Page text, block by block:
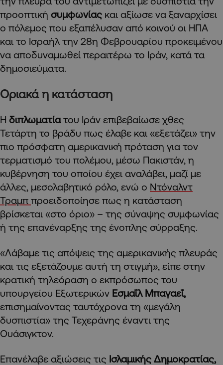
προοπτική συμφωνίας και αξίωσε να ξαναρχίσει
ο πόλεμος που εξαπέλυσαν από κοινού οι ΗΠΑ
και το Ισραήλ την 28η Φεβρουαρίου προκειμένου
να αποδυναμωθεί περαιτέρω το Ιράν, κατά τα
δημοσιεύματα.
Οριακά η κατάσταση
Η διπλωματίατου Ιράν επιβεβαίωσε χθες
Τετάρτη το βράδυ πως έλαβε και «εξετάζει» την
πιο πρόσφατη αμερικανική πρόταση για τον
τερματισμό του πολέμου, μέσω Πακιστάν, η
κυβέρνηση του οποίου έχει αναλάβει, μαζί με
άλλες, μεσολαβητικό ρόλο, ενώ ο Ντόναλντ
Τραμπ προειδοποίησε πως η κατάσταση
βρίσκεται «στο όριο» – της σύναψης συμφωνίας
ή της επανέναρξης της ένοπλης σύρραξης.
«Λάβαμε τις απόψεις της αμερικανικής πλευράς
και τις εξετάζουμε αυτή τη στιγμή», είπε στην
κρατική τηλεόραση ο εκπρόσωπος του
υπουργείου Εξωτερικών Εσμαΐλ Μπαγαεΐ,
επισημαίνοντας ταυτόχρονα τη «μεγάλη
δυσπιστία» της Τεχεράνης έναντι της
Ουάσιγκτον.
Επανέλαβε αξιώσεις τις Ισλαμικής Δημοκρατίας,